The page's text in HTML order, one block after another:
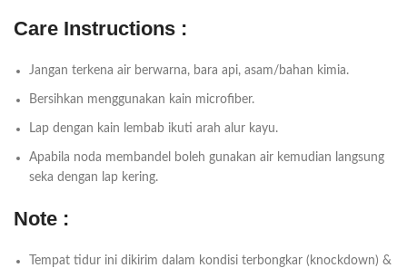
Care Instructions :
Jangan terkena air berwarna, bara api, asam/bahan kimia.
Bersihkan menggunakan kain microfiber.
Lap dengan kain lembab ikuti arah alur kayu.
Apabila noda membandel boleh gunakan air kemudian langsung
seka dengan lap kering.
Note :
Tempat tidur ini dikirim dalam kondisi terbongkar (knockdown) &